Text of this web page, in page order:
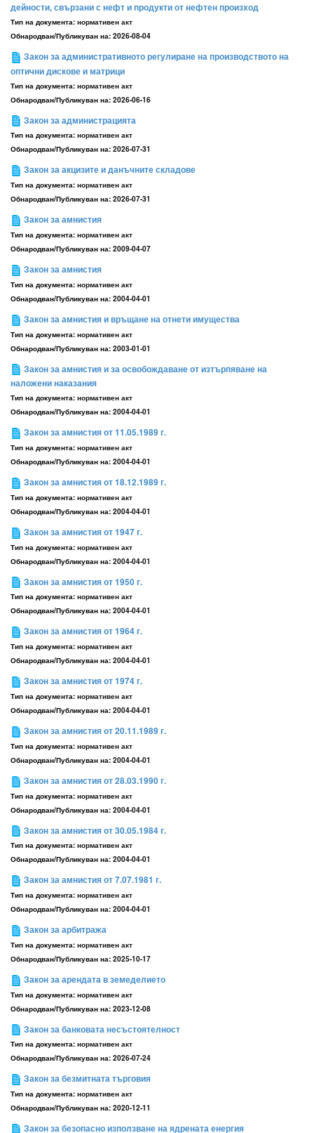
дейности, свързани с нефт и продукти от нефтен произход
Тип на документа: нормативен акт
Обнародван/Публикуван на: 2026-08-04
Закон за административното регулиране на производството на
оптични дискове и матрици
Тип на документа: нормативен акт
Обнародван/Публикуван на: 2026-06-16
Закон за администрацията
Тип на документа: нормативен акт
Обнародван/Публикуван на: 2026-07-31
Закон за акцизите и данъчните складове
Тип на документа: нормативен акт
Обнародван/Публикуван на: 2026-07-31
Закон за амнистия
Тип на документа: нормативен акт
Обнародван/Публикуван на: 2009-04-07
Закон за амнистия
Тип на документа: нормативен акт
Обнародван/Публикуван на: 2004-04-01
Закон за амнистия и връщане на отнети имущества
Тип на документа: нормативен акт
Обнародван/Публикуван на: 2003-01-01
Закон за амнистия и за освобождаване от изтърпяване на
наложени наказания
Тип на документа: нормативен акт
Обнародван/Публикуван на: 2004-04-01
Закон за амнистия от 11.05.1989 г.
Тип на документа: нормативен акт
Обнародван/Публикуван на: 2004-04-01
Закон за амнистия от 18.12.1989 г.
Тип на документа: нормативен акт
Обнародван/Публикуван на: 2004-04-01
Закон за амнистия от 1947 г.
Тип на документа: нормативен акт
Обнародван/Публикуван на: 2004-04-01
Закон за амнистия от 1950 г.
Тип на документа: нормативен акт
Обнародван/Публикуван на: 2004-04-01
Закон за амнистия от 1964 г.
Тип на документа: нормативен акт
Обнародван/Публикуван на: 2004-04-01
Закон за амнистия от 1974 г.
Тип на документа: нормативен акт
Обнародван/Публикуван на: 2004-04-01
Закон за амнистия от 20.11.1989 г.
Тип на документа: нормативен акт
Обнародван/Публикуван на: 2004-04-01
Закон за амнистия от 28.03.1990 г.
Тип на документа: нормативен акт
Обнародван/Публикуван на: 2004-04-01
Закон за амнистия от 30.05.1984 г.
Тип на документа: нормативен акт
Обнародван/Публикуван на: 2004-04-01
Закон за амнистия от 7.07.1981 г.
Тип на документа: нормативен акт
Обнародван/Публикуван на: 2004-04-01
Закон за арбитража
Тип на документа: нормативен акт
Обнародван/Публикуван на: 2025-10-17
Закон за арендата в земеделието
Тип на документа: нормативен акт
Обнародван/Публикуван на: 2023-12-08
Закон за банковата несъстоятелност
Тип на документа: нормативен акт
Обнародван/Публикуван на: 2026-07-24
Закон за безмитната търговия
Тип на документа: нормативен акт
Обнародван/Публикуван на: 2020-12-11
Закон за безопасно използване на ядрената енергия